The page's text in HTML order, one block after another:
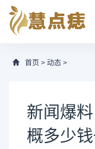
首页 > 动态 >
新闻爆
概多少